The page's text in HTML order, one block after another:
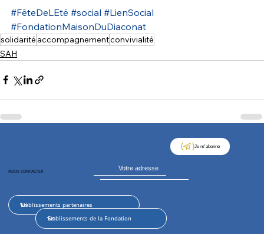
#FêteDeLEté #social #LienSocial
#FondationMaisonDuDiaconat
solidarité accompagnementconvivialité
SAH
NOUS CONTACTER
Je m'abonne